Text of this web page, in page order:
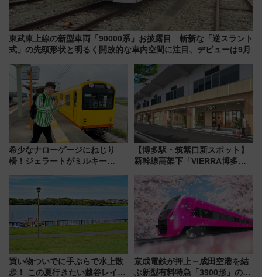
東武東上線の新型車両「90000系」お披露目 斬新な「逆スラント
式」の先頭形状と明るく開放的な車内空間に注目、デビューは9月
希少なナローゲージにねじり
橋！ジェラートがミルキー
278回目の舞台は「三岐鉄道北
【博多駅・筑紫口新スポット】
新幹線高架下「VIERRA博多テ
など注目の全6店舗 「博多活憩
通り」も一新
買い物ついでに手ぶらで水上散
歩！ この夏行きたい越谷レイク
京成電鉄が押上～成田空港を結
ぶ新型有料特急「3900形」のコ